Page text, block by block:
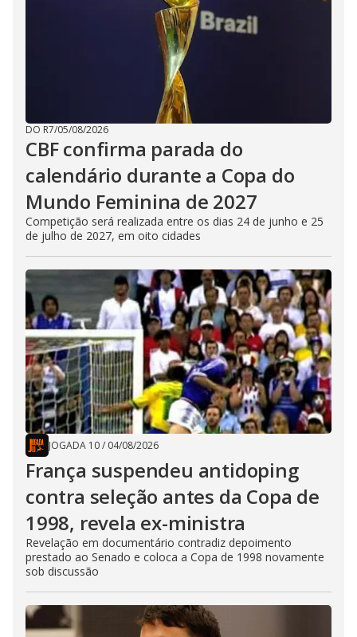
DO R7/05/08/2026
CBF confirma parada do
calendário durante a Copa do
Mundo Feminina de 2027
Competição será realizada entre os dias 24 de junho e 25
de julho de 2027, em oito cidades
JOGADA 10/ 04/08/2026
França suspendeu antidoping
contra seleção antes da Copa de
1998, revela ex-ministra
Revelação em documentário contradiz depoimento
prestado ao Senado e coloca a Copa de 1998 novamente
sob discussão